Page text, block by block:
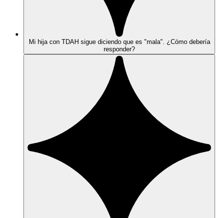
Mi hija con TDAH sigue diciendo que es "mala". ¿Cómo debería
responder?